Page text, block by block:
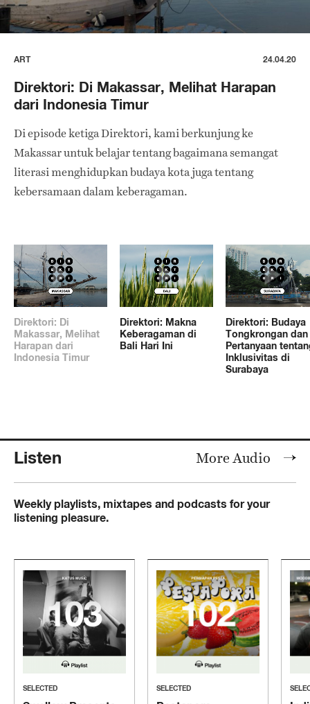
ART 24.04.20
Direktori: Di Makassar, Melihat Harapan
dari Indonesia Timur
Di episode ketiga Direktori, kami berkunjung ke
Makassar untuk belajar tentang bagaimana semangat
literasi menghidupkan budaya kota juga tentang
kebersamaan dalam keberagaman.
Direktori: Di
Makassar, Melihat
Harapan dari
Indonesia Timur
Direktori: Makna
Keberagaman di
Bali Hari Ini
Direktori: Budaya
Tongkrongan dan
Pertanyaan
Inklusivitas di
Surabaya
Listen More Audio
Weekly playlists, mixtapes and podcasts for your
listening pleasure.
SELECTED SELECTED